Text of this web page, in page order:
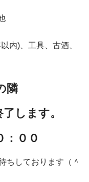
内)、工具、古酒、
隣
します。
：００
ちしております（＾